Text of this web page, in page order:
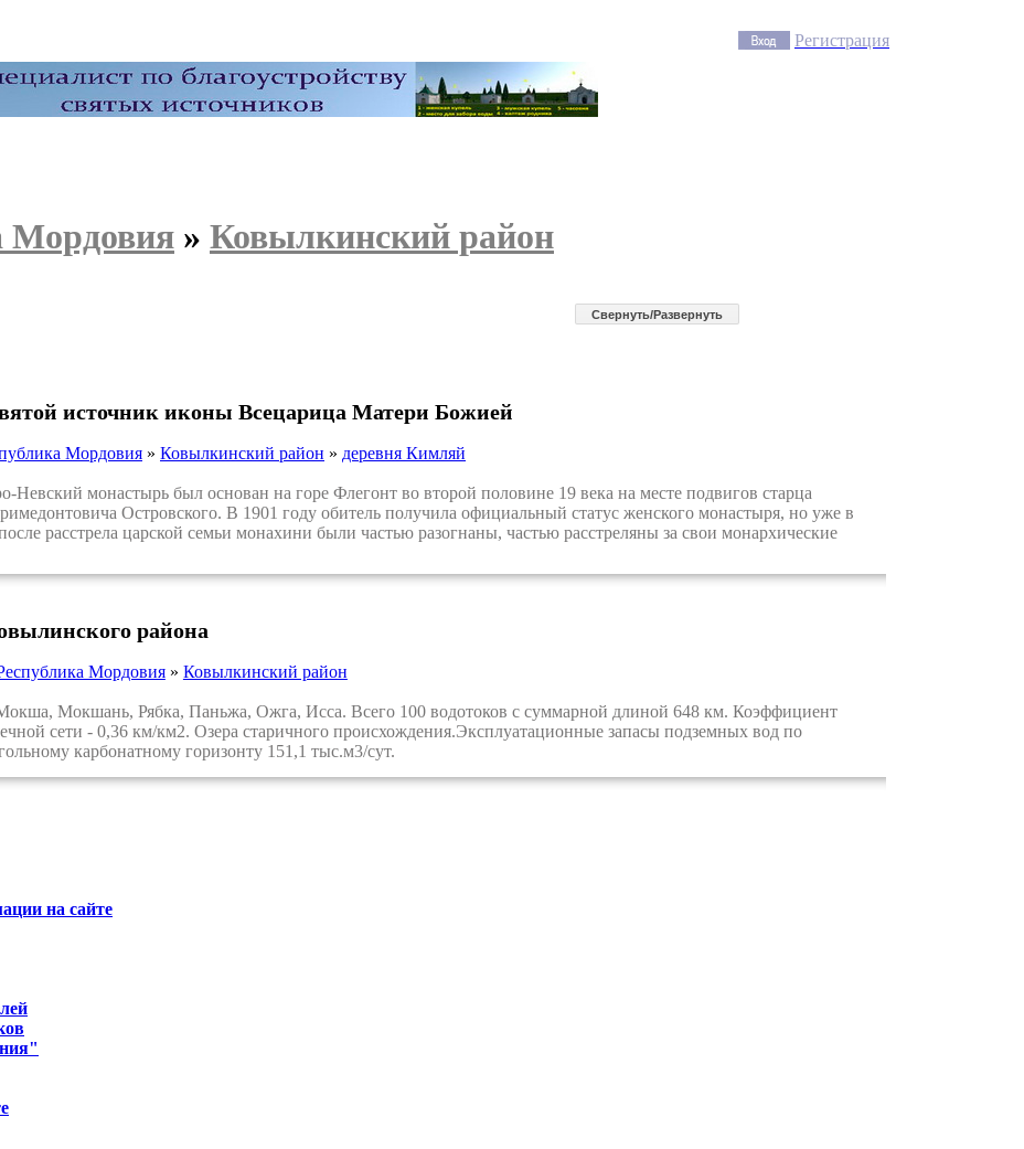
Регистрация
Мордовия » Ковылкинский район
Cвернуть/Развернуть
источник иконы Всецарица Матери Божией
Мордовия » Ковылкинский район » деревня Кимляй
Невский монастырь был основан на горе Флегонт во второй половине 19 века на месте подвигов старца
Островского. В 1901 году обитель получила официальный статус женского монастыря, но уже в
расстрела царской семьи монахини были частью разогнаны, частью расстреляны за свои монархические
района
Мордовия» Ковылкинский район
Мокшань, Рябка, Паньжа, Ожга, Исса. Всего 100 водотоков с суммарной длиной 648 км. Коэффициент
сети - 0,36 км/км2. Озера старичного происхождения.Эксплуатационные запасы подземных вод по
карбонатному горизонту 151,1 тыс.м3/сут.
на сайте